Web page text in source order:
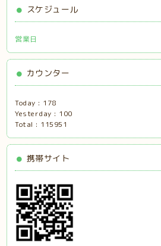
スケジュール
営業日
カウンター
Today : 178
Yesterday : 100
Total : 115951
携帯サイト